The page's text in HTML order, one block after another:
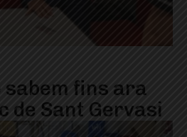
sabem fins ara
de Sant Gervasi